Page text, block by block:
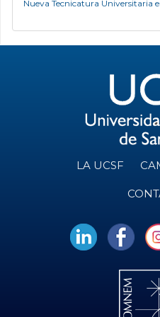
Nueva Tecnicatura Universitaria
LA UCSF